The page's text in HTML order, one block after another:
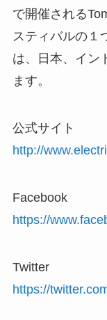
で開催される
スティバルの１
は、日本、イン
ます。
公式サイト
http://
Facebook
https://
Twitter
https://